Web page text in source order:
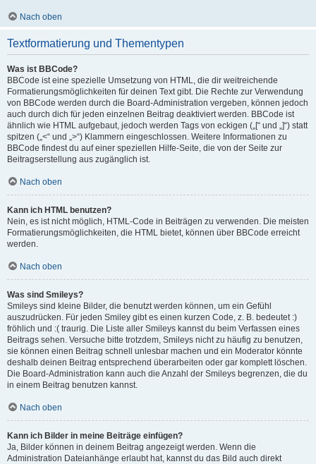
Nach oben
Textformatierung und Thementypen
Was ist BBCode?
BBCode ist eine spezielle Umsetzung von HTML, die dir weitreichende
Formatierungsmöglichkeiten für deinen Text gibt. Die Rechte zur Verwendung
von BBCode werden durch die Board-Administration vergeben, können jedoch
auch durch dich für jeden einzelnen Beitrag deaktiviert werden. BBCode ist
ähnlich wie HTML aufgebaut, jedoch werden Tags von eckigen („[“ und „]“) statt
spitzen („<“ und „>“) Klammern eingeschlossen. Weitere Informationen zu
BBCode findest du auf einer speziellen Hilfe-Seite, die von der Seite zur
Beitragserstellung aus zugänglich ist.
Nach oben
Kann ich HTML benutzen?
Nein, es ist nicht möglich, HTML-Code in Beiträgen zu verwenden. Die meisten
Formatierungsmöglichkeiten, die HTML bietet, können über BBCode erreicht
werden.
Nach oben
Was sind Smileys?
Smileys sind kleine Bilder, die benutzt werden können, um ein Gefühl
auszudrücken. Für jeden Smiley gibt es einen kurzen Code, z. B. bedeutet :)
fröhlich und :( traurig. Die Liste aller Smileys kannst du beim Verfassen eines
Beitrags sehen. Versuche bitte trotzdem, Smileys nicht zu häufig zu benutzen,
sie können einen Beitrag schnell unlesbar machen und ein Moderator könnte
deshalb deinen Beitrag entsprechend überarbeiten oder gar komplett löschen.
Die Board-Administration kann auch die Anzahl der Smileys begrenzen, die du
in einem Beitrag benutzen kannst.
Nach oben
Kann ich Bilder in meine Beiträge einfügen?
Ja, Bilder können in deinem Beitrag angezeigt werden. Wenn die
Administration Dateianhänge erlaubt hat, kannst du das Bild auch direkt